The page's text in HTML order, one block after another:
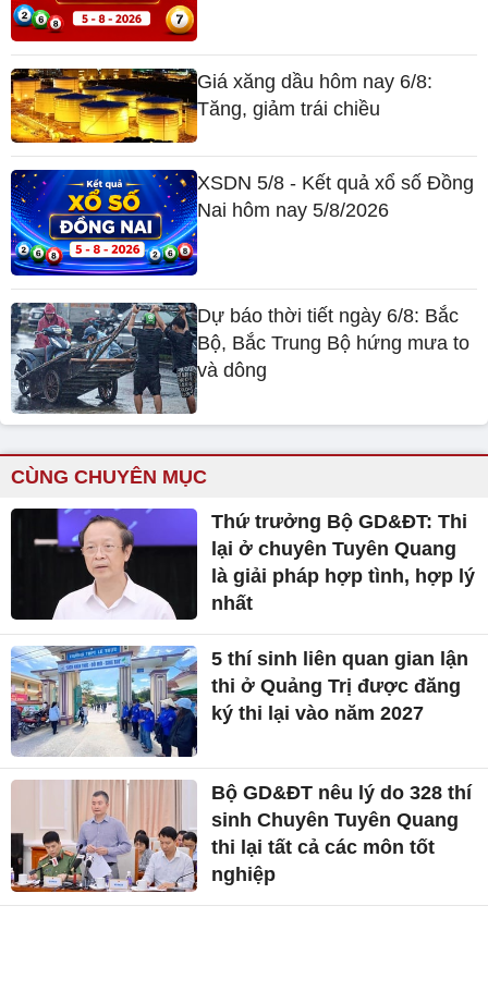
Giá xăng dầu hôm nay 6/8:
Tăng, giảm trái chiều
XSDN 5/8 - Kết quả xổ số Đồng
Nai hôm nay 5/8/2026
Dự báo thời tiết ngày 6/8: Bắc
Bộ, Bắc Trung Bộ hứng mưa to
và dông
CÙNG CHUYÊN MỤC
Thứ trưởng Bộ GD&ĐT: Thi
lại ở chuyên Tuyên Quang
là giải pháp hợp tình, hợp lý
nhất
5 thí sinh liên quan gian lận
thi ở Quảng Trị được đăng
ký thi lại vào năm 2027
Bộ GD&ĐT nêu lý do 328 thí
sinh Chuyên Tuyên Quang
thi lại tất cả các môn tốt
nghiệp